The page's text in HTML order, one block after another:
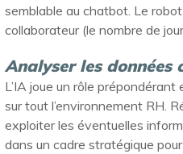
semblable au chatbot. Le
collaborateur (le nombre de
Analyser les données
L’IA joue un rôle
sur tout l’environnement RH.
exploiter les éventuelles
dans un cadre stratégique